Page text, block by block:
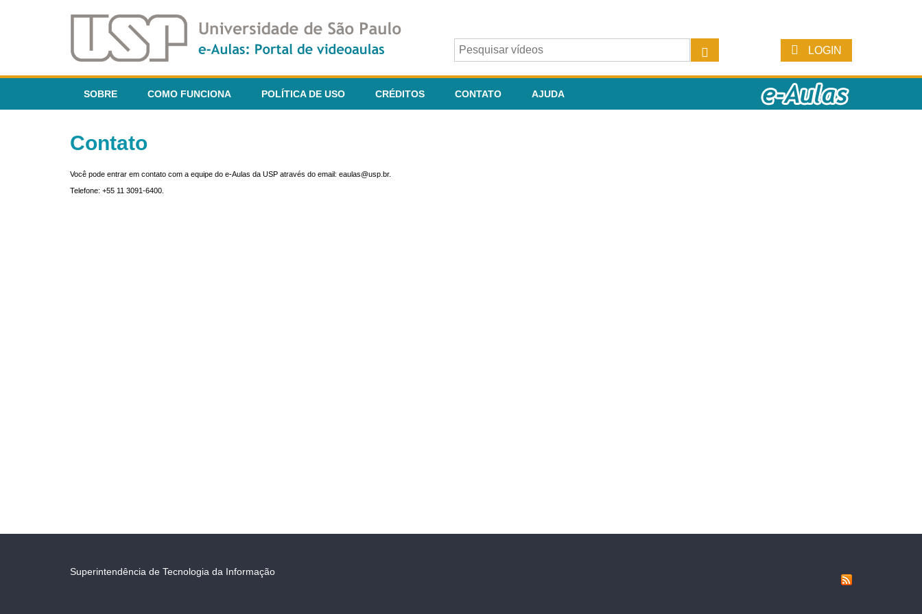
LOGIN
SOBRE COMO FUNCIONA POLÍTICA DE USO CRÉDITOS CONTATO AJUDA
Contato
Você pode entrar em contato com a equipe do e-Aulas da USP através do email: eaulas@usp.br.
Telefone: +55 11 3091-6400.
Superintendência de Tecnologia da Informação